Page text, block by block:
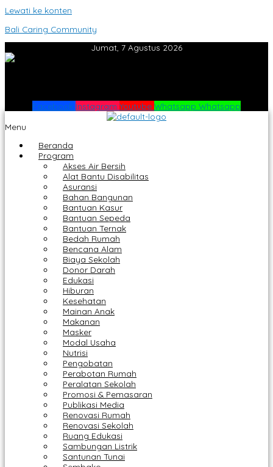
Lewati ke konten
Bali Caring Community
Jumat, 7 Agustus 2026
Facebook Instagram Youtube Whatsapp Whatsapp
Menu
Beranda
Program
Akses Air Bersih
Alat Bantu Disabilitas
Asuransi
Bahan Bangunan
Bantuan Kasur
Bantuan Sepeda
Bantuan Ternak
Bedah Rumah
Bencana Alam
Biaya Sekolah
Donor Darah
Edukasi
Hiburan
Kesehatan
Mainan Anak
Makanan
Masker
Modal Usaha
Nutrisi
Pengobatan
Perabotan Rumah
Peralatan Sekolah
Promosi & Pemasaran
Publikasi Media
Renovasi Rumah
Renovasi Sekolah
Ruang Edukasi
Sambungan Listrik
Santunan Tunai